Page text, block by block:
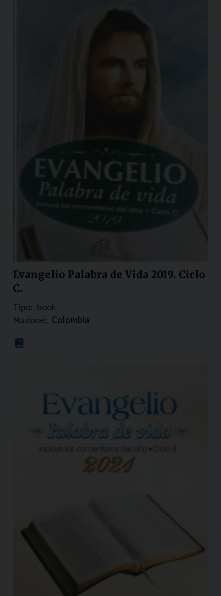
Evangelio Palabra de Vida 2019. Ciclo
C.
Tipo: book
Nazione: Colombia